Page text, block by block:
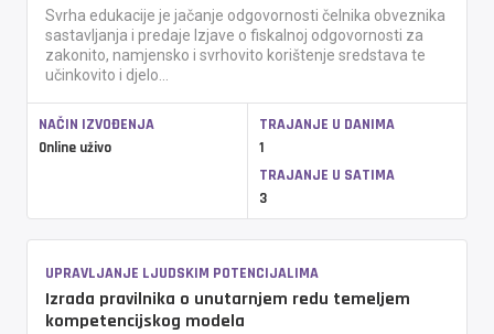
Svrha edukacije je jačanje odgovornosti čelnika obveznika
sastavljanja i predaje Izjave o fiskalnoj odgovornosti za
zakonito, namjensko i svrhovito korištenje sredstava te
učinkovito i djelo...
NAČIN IZVOĐENJA
Online uživo
TRAJANJE U DANIMA
1
TRAJANJE U SATIMA
3
UPRAVLJANJE LJUDSKIM POTENCIJALIMA
Izrada pravilnika o unutarnjem redu temeljem
kompetencijskog modela